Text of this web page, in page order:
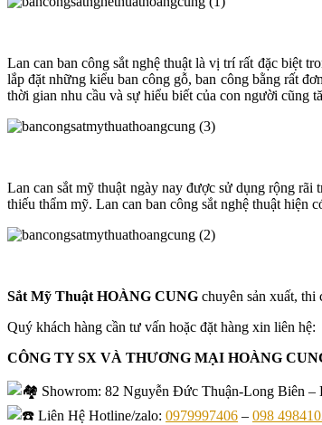
Lan can ban công sắt nghệ thuật là vị trí rất đặc biệt
lắp đặt những kiểu ban công gỗ, ban công bằng rất
thời gian nhu cầu và sự hiểu biết của con người cũng
Lan can sắt mỹ thuật ngày nay được sử dụng rộng
thiếu thẩm mỹ. Lan can ban công sắt nghệ thuật hiện
Sắt Mỹ Thuật HOÀNG CUNG chuyên sản xuất, thi
Quý khách hàng cần tư vấn hoặc đặt hàng xin liên hệ:
CÔNG TY SX VÀ THƯƠNG MẠI HOÀNG
Showrom: 82 Nguyễn Đức Thuận-Long Biên –
Liên Hệ Hotline/zalo: 0979997406 – 098